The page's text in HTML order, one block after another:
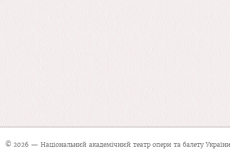
© 2026 — Національний академічний театр опери та балету